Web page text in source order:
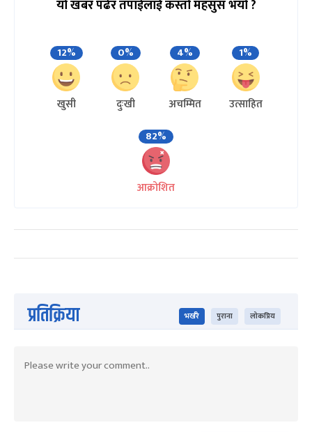
यो खबर पढेर तपाईलाई कस्तो महसुस भयो ?
12%
खुसी
0%
दुःखी
4%
अचम्मित
1%
उत्साहित
82%
आक्रोशित
प्रतिक्रिया भर्खरै पुराना लोकप्रिय